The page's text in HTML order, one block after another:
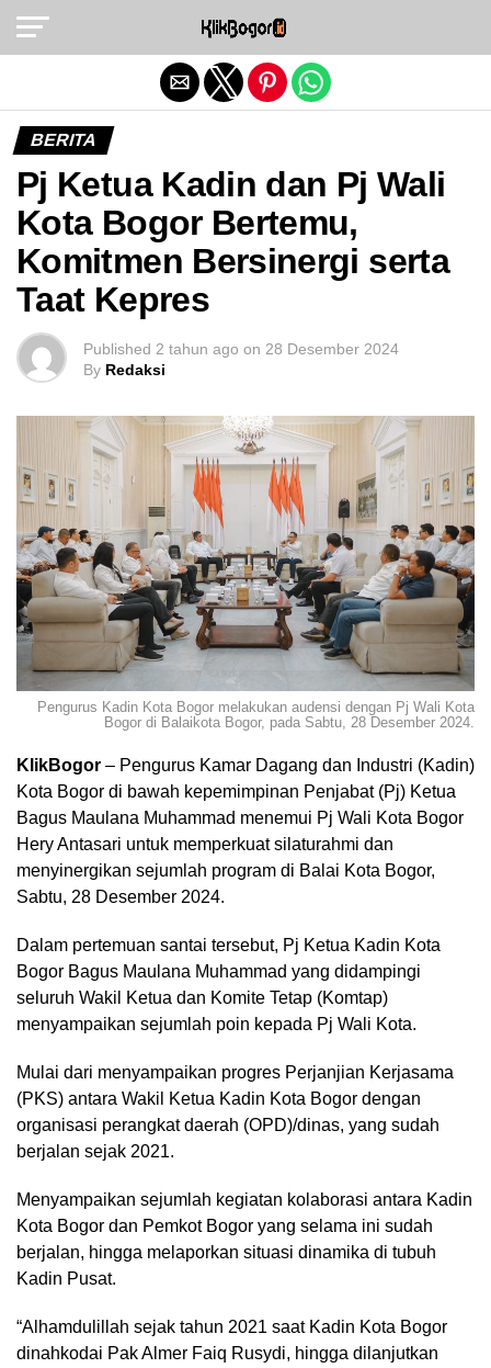
BERITA
Pj Ketua Kadin dan Pj Wali
Kota Bogor Bertemu,
Komitmen Bersinergi serta
Taat Kepres
Published 2 tahun ago on 28 Desember 2024
By Redaksi
Pengurus Kadin Kota Bogor melakukan audensi dengan Pj Wali Kota
Bogor di Balaikota Bogor, pada Sabtu, 28 Desember 2024.
KlikBogor – Pengurus Kamar Dagang dan Industri (Kadin)
Kota Bogor di bawah kepemimpinan Penjabat (Pj) Ketua
Bagus Maulana Muhammad menemui Pj Wali Kota Bogor
Hery Antasari untuk memperkuat silaturahmi dan
menyinergikan sejumlah program di Balai Kota Bogor,
Sabtu, 28 Desember 2024.
Dalam pertemuan santai tersebut, Pj Ketua Kadin Kota
Bogor Bagus Maulana Muhammad yang didampingi
seluruh Wakil Ketua dan Komite Tetap (Komtap)
menyampaikan sejumlah poin kepada Pj Wali Kota.
Mulai dari menyampaikan progres Perjanjian Kerjasama
(PKS) antara Wakil Ketua Kadin Kota Bogor dengan
organisasi perangkat daerah (OPD)/dinas, yang sudah
berjalan sejak 2021.
Menyampaikan sejumlah kegiatan kolaborasi antara Kadin
Kota Bogor dan Pemkot Bogor yang selama ini sudah
berjalan, hingga melaporkan situasi dinamika di tubuh
Kadin Pusat.
“Alhamdulillah sejak tahun 2021 saat Kadin Kota Bogor
dinahkodai Pak Almer Faiq Rusydi, hingga dilanjutkan
Exit mobile version